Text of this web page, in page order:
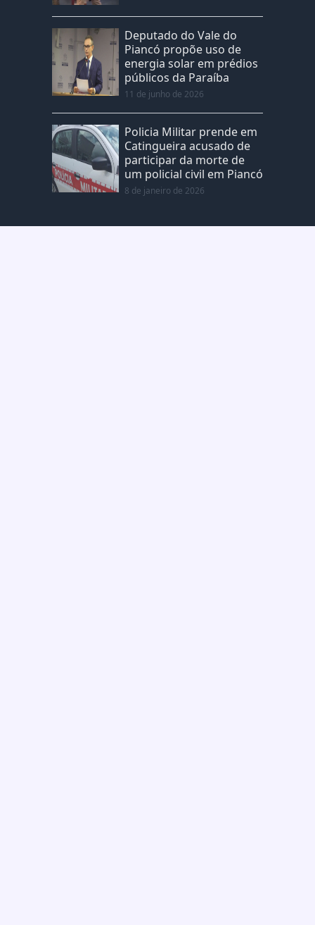
Deputado do Vale do
Piancó propõe uso de
energia solar em prédios
públicos da Paraíba
11 de junho de 2026
Policia Militar prende em
Catingueira acusado de
participar da morte de
um policial civil em Piancó
8 de janeiro de 2026